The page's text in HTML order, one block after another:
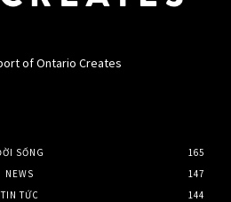
of Ontario Creates
SỐNG
165
NEWS
147
TIN TỨC
144